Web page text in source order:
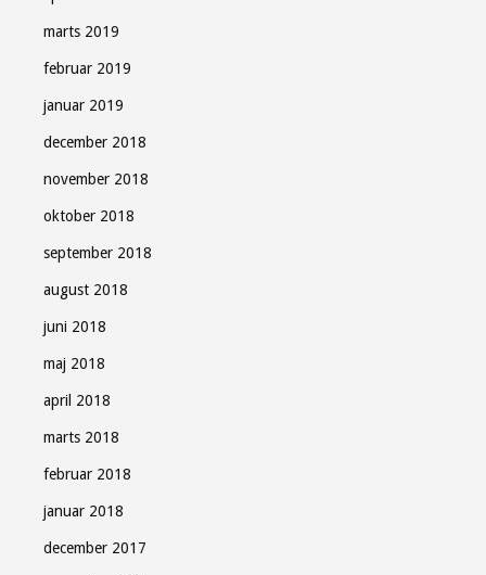
marts 2019
februar 2019
januar 2019
december 2018
november 2018
oktober 2018
september 2018
august 2018
juni 2018
maj 2018
april 2018
marts 2018
februar 2018
januar 2018
december 2017